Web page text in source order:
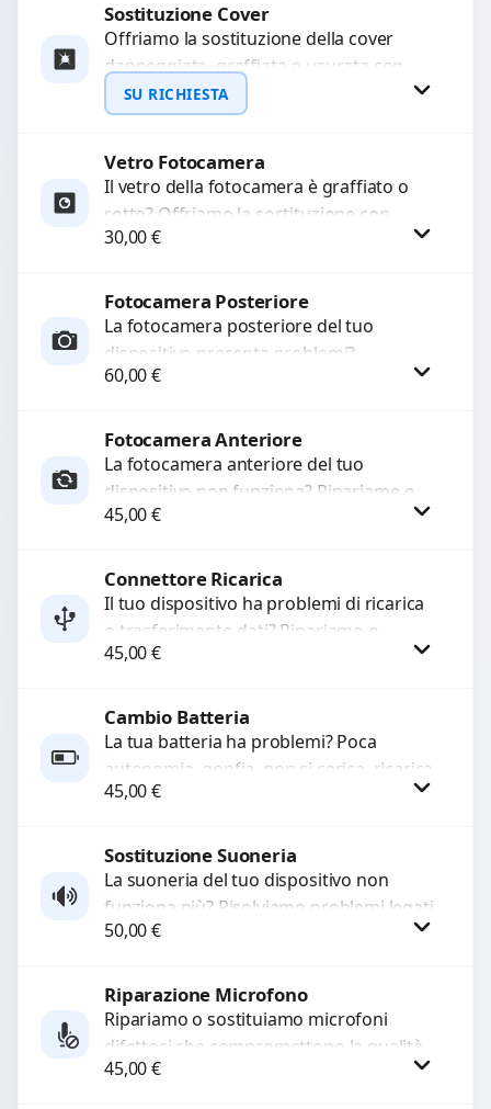
Procedi
Sostituzione Cover
Offriamo la sostituzione della cover
danneggiata, graffiata o usurata con
ricambi di alta qualità e garantiti.
Ripristiniamo l’aspetto estetico e...
SU RICHIESTA
Richiedi Preventivo
WhatsApp
Vetro Fotocamera
Il vetro della fotocamera è graffiato o
rotto? Offriamo la sostituzione con
ricambi di alta qualità garantiti per 3
30,00€
Procedi
Fotocamera Posteriore
La fotocamera posteriore del tuo
dispositivo presenta problemi?
Interveniamo per risolvere guasti come
funzionante,...
60,00€
Procedi
Fotocamera Anteriore
La fotocamera anteriore del tuo
dispositivo non funziona? Ripariamo o
sostituiamo fotocamere guaste con
a...
45,00€
Procedi
Connettore Ricarica
Il tuo dispositivo ha problemi di ricarica
o trasferimento dati? Ripariamo o
sostituiamo connettori di ricarica guasti,
45,00€
Procedi
Cambio Batteria
La tua batteria ha problemi? Poca
autonomia, gonfia, non si carica, ricarica
lenta o cicli di ricarica esauriti?
45,00€
Procedi
Sostituzione Suoneria
La suoneria del tuo dispositivo non
funziona più? Risolviamo problemi legati
a moduli audio difettosi con interventi
50,00€
Procedi
Riparazione Microfono
Ripariamo o sostituiamo microfoni
difettosi che compromettono la qualità
audio delle registrazioni o delle
45,00€